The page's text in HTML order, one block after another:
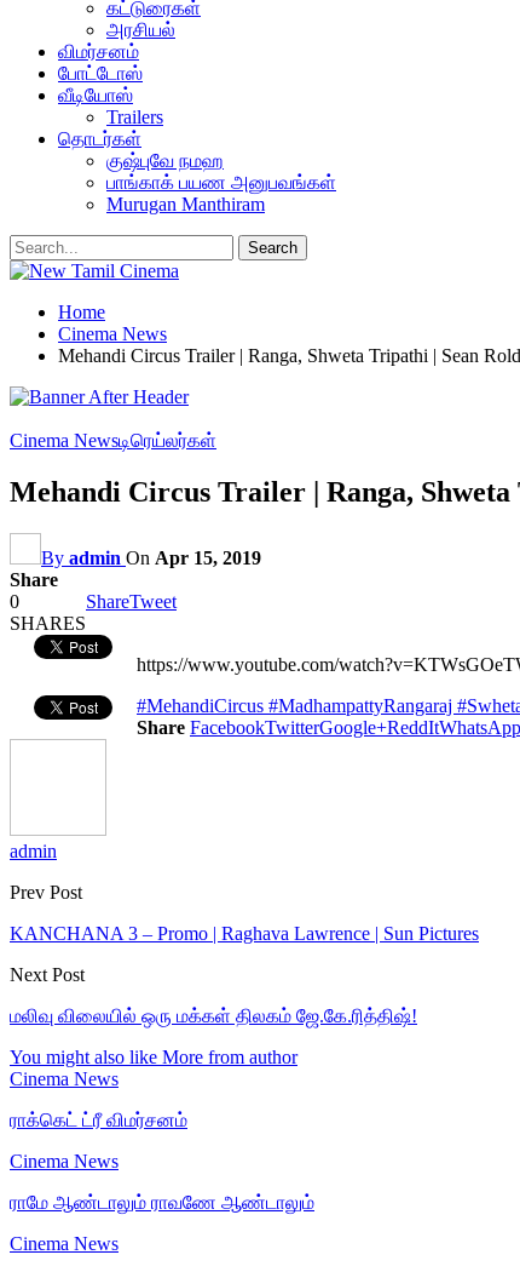
கட்டுரைகள்
அரசியல்
விமர்சனம்
போட்டோஸ்
வீடியோஸ்
Trailers
தொடர்கள்
குஷ்புவே நமஹ
பாங்காக் பயண அனுபவங்கள்
Murugan Manthiram
Home
Cinema News
Mehandi Circus Trailer | Ranga, Shweta Tripathi | Sean
Cinema Newsடிரெய்லர்கள்
Mehandi Circus Trailer | Ranga,
By admin On Apr 15, 2019
Share
0
SHARES
ShareTweet
https://www.youtube.com/
#MehandiCircus #MadhampattyRangaraj
Share FacebookTwitterGoogle+ReddItWhatsApp
admin
Prev Post
KANCHANA 3 – Promo | Raghava Lawrence | Sun Pictures
Next Post
மலிவு விலையில் ஒரு மக்கள் திலகம் ஜே.கே.ரித்திஷ்!
You might also like More from author
Cinema News
ராக்கெட் ட்ரீ விமர்சனம்
Cinema News
ராமே ஆண்டாலும் ராவணே ஆண்டாலும்
Cinema News